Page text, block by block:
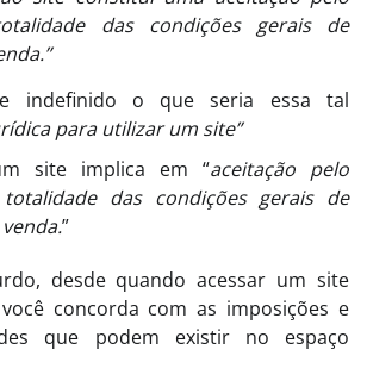
das condições gerais de
indefinido o que seria essa tal
para utilizar um site”
site implica em “aceitação pelo
das condições gerais de
”
desde quando acessar um site
concorda com as imposições e
que podem existir no espaço